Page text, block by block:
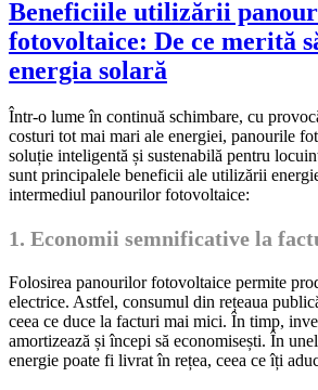
Beneficiile utilizării
fotovoltaice: De ce merită
energia solară
Într-o lume în continuă schimbare, cu
costuri tot mai mari ale energiei, panourile
soluție inteligentă și sustenabilă pentru
sunt principalele beneficii ale utilizării
intermediul panourilor fotovoltaice:
1. Economii semnificative la
Folosirea panourilor fotovoltaice permite
electrice. Astfel, consumul din rețeaua
ceea ce duce la facturi mai mici. În timp,
amortizează și începi să economisești. În
energie poate fi livrat în rețea, ceea ce îți